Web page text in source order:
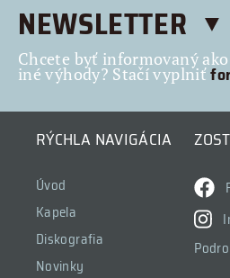
NEWSLETTER
Chcete byť informovaný
iné výhody? Stačí vyplniť
RÝCHLA NAVIGÁCIA
Úvod
Kapela
Diskografia
Novinky